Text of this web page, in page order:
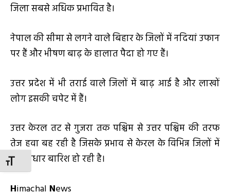
TOGGLE FONT SIZE
जिला सबसे अधिक प्रभावित है।
नेपाल की सीमा से लगने वाले बिहार के जिलों में नदियां उफान
पर हैं और भीषण बाढ़ के हालात पैदा हो गए हैं।
उत्तर प्रदेश में भी तराई वाले जिलों में बाढ़ आई है और लाखों
लोग इसकी चपेट में हैं।
उत्तर केरल तट से गुजरा तक पश्चिम से उत्तर पश्चिम की तरफ
तेज हवा बह रही है जिसके प्रभाव से केरल के विभिन्न जिलों में
मूसलाधार बारिश हो रही है।
Himachal News